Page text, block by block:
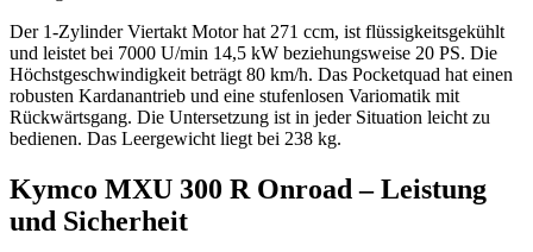
Der 1-Zylinder Viertakt Motor hat 271 ccm, ist flüssigkeitsgekühlt
und leistet bei 7000 U/min 14,5 kW beziehungsweise 20 PS. Die
Höchstgeschwindigkeit beträgt 80 km/h. Das Pocketquad hat einen
robusten Kardanantrieb und eine stufenlosen Variomatik mit
Rückwärtsgang. Die Untersetzung ist in jeder Situation leicht zu
bedienen. Das Leergewicht liegt bei 238 kg.
Kymco MXU 300 R Onroad – Leistung
und Sicherheit